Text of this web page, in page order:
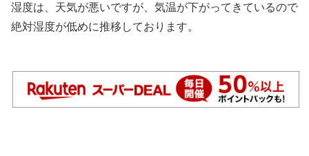
湿度は、天気が悪いですが、気温が下がってきているので
絶対湿度が低めに推移しております。